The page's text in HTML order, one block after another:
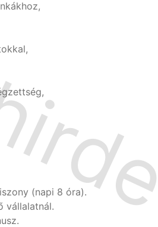
(napi 8 óra).
vállalatnál.